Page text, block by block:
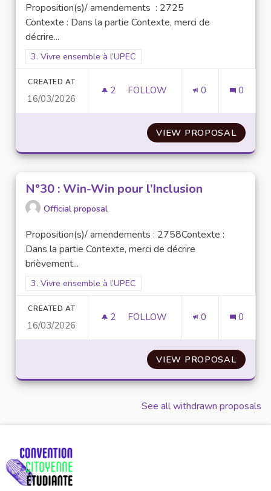
Proposition(s)/ amendements : 2725
Contexte : Dans la partie Contexte, merci de
décrire...
Filter results for scope: 3. Vivre ensemble à l’UPEC
3. Vivre ensemble à l’UPEC
CREATED AT
16/03/2026
2 2 FOLLOWERS
FOLLOW 0 0
VIEW PROPOSALN°29 :
N°30 : Win-Win pour l’Inclusion
Official proposal
Proposition(s)/ amendements : 2758Contexte :
Dans la partie Contexte, merci de décrire
brièvement...
Filter results for scope: 3. Vivre ensemble à l’UPEC
3. Vivre ensemble à l’UPEC
CREATED AT
16/03/2026
2 2 FOLLOWERS
FOLLOW 0 0
VIEW PROPOSALN°30 :
See all withdrawn proposals